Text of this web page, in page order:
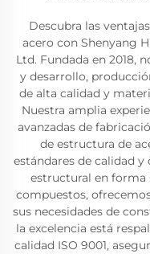
Descubra las
acero con Shenyang
Ltd. Fundada en 2018,
y desarrollo,
de alta calidad y
Nuestra amplia
avanzadas de
de estructura de
estándares de calidad y
estructural en forma
compuestos,
sus necesidades de
la excelencia está
calidad ISO 9001,